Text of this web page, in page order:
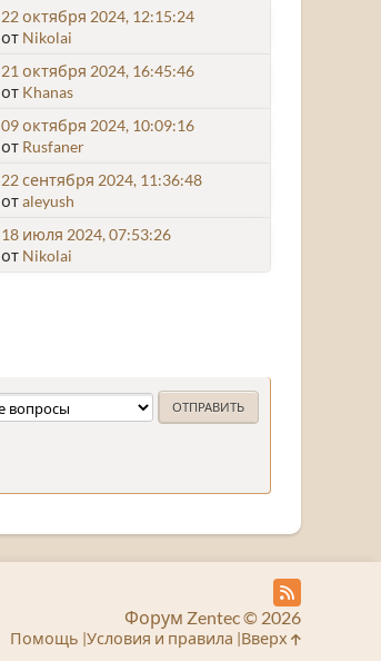
22 октября 2024, 12:15:24
от Nikolai
21 октября 2024, 16:45:46
от Khanas
09 октября 2024, 10:09:16
от Rusfaner
22 сентября 2024, 11:36:48
отaleyush
18 июля 2024, 07:53:26
от Nikolai
Форум Zentec © 2026
Помощь Условия и правила Вверх